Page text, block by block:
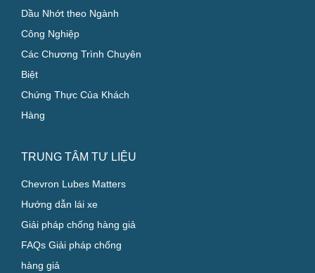
Dầu Nhớt theo Ngành
Công Nghiệp
Các Chương Trình Chuyên
Biệt
Chứng Thực Của Khách
Hàng
TRUNG TÂM TƯ LIỆU
Chevron Lubes Matters
Hướng dẫn lái xe
Giải pháp chống hàng giả
FAQs Giải pháp chống
hàng giả